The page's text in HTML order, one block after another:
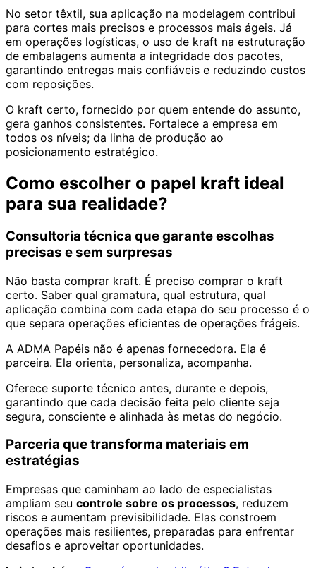
No setor têxtil, sua aplicação na modelagem contribui
para cortes mais precisos e processos mais ágeis. Já
em operações logísticas, o uso de kraft na estruturação
de embalagens aumenta a integridade dos pacotes,
garantindo entregas mais confiáveis e reduzindo custos
com reposições.
O kraft certo, fornecido por quem entende do assunto,
gera ganhos consistentes. Fortalece a empresa em
todos os níveis; da linha de produção ao
posicionamento estratégico.
Como escolher o papel kraft ideal
para sua realidade?
Consultoria técnica que garante escolhas
precisas e sem surpresas
Não basta comprar kraft. É preciso comprar o kraft
certo. Saber qual gramatura, qual estrutura, qual
aplicação combina com cada etapa do seu processo é o
que separa operações eficientes de operações frágeis.
A ADMA Papéis não é apenas fornecedora. Ela é
parceira. Ela orienta, personaliza, acompanha.
Oferece suporte técnico antes, durante e depois,
garantindo que cada decisão feita pelo cliente seja
segura, consciente e alinhada às metas do negócio.
Parceria que transforma materiais em
estratégias
Empresas que caminham ao lado de especialistas
ampliam seu controle sobre os processos, reduzem
riscos e aumentam previsibilidade. Elas constroem
operações mais resilientes, preparadas para enfrentar
desafios e aproveitar oportunidades.